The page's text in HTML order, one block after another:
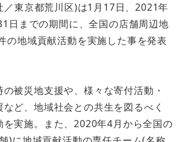
／東京都荒川区)は1月17日、2021年
日までの期間に、全国の店舗周辺地
の地域貢献活動を実施した事を発表
被災地支援や、様々な寄付活動・
ど、地域社会との共生を図るべく
を実施。また、2020年4月から全国の